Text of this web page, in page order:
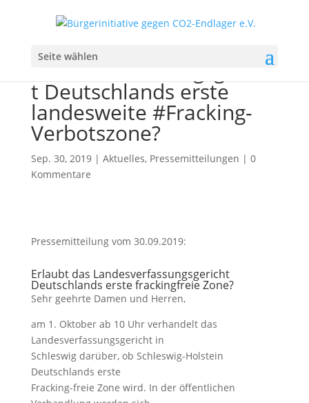
Seite wählen
Erlaubt das
Landesverfassungsgerich
t Deutschlands erste
landesweite #Fracking-
Verbotszone?
Sep. 30, 2019| Aktuelles, Pressemitteilungen | 0
Kommentare
Pressemitteilung vom 30.09.2019:
Erlaubt das Landesverfassungsgericht
Deutschlands erste frackingfreie Zone?
Sehr geehrte Damen und Herren,
am 1. Oktoberab 10 Uhr verhandelt das
Landesverfassungsgericht in
Schleswigdarüber, ob Schleswig-Holstein
Deutschlands erste
Fracking-freie Zone wird. In der öffentlichen